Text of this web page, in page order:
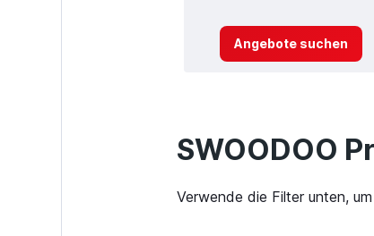
Angebote suchen
SWOODOO
Verwende die Filter unten,